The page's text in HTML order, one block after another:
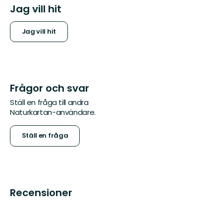
Jag vill hit
Jag vill hit
Frågor och svar
Ställ en fråga till andra
Naturkartan-användare.
Ställ en fråga
Recensioner